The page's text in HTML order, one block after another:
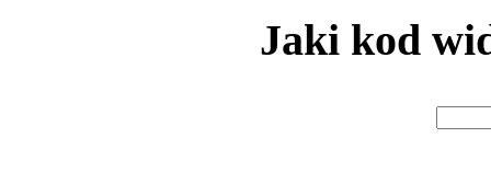
Jaki kod